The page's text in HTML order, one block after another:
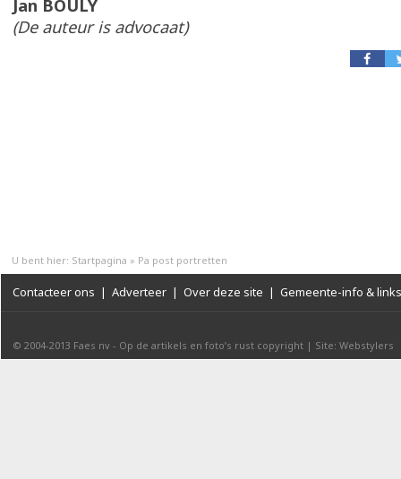
Jan BOULY
(De auteur is advocaat)
U bent hier: Startpagina » Pa post portretten
Contacteer ons | Adverteer | Over deze site | Gemeente-info & links
© 2004-2013 Faes nv - Op de artikels en foto’s rust copyright | Site: Webstylers